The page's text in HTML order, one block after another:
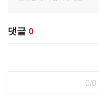
댓글 0
0/0